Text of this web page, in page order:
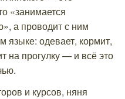
«занимается
а проводит с ним
языке: одевает, кормит,
на прогулку — и всё это
и курсов, няня